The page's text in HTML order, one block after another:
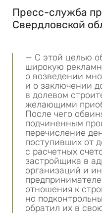
Пресс-служба
Свердловской
— С этой целью
широкую
о возведении
и о заключении
в долевом
желающими
После чего
подчиненным
перечисление
поступивших от
с расчетных
застройщика в
организаций и
отношения к
но
обратил их в